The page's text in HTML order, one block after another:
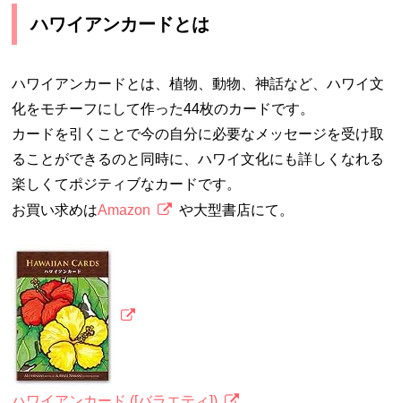
ハワイアンカードとは
ハワイアンカードとは、植物、動物、神話など、ハワイ文
化をモチーフにして作った44枚のカードです。
カードを引くことで今の自分に必要なメッセージを受け取
ることができるのと同時に、ハワイ文化にも詳しくなれる
楽しくてポジティブなカードです。
お買い求めはAmazon や大型書店にて。